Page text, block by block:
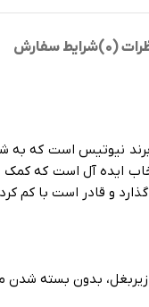
(0) شرایط سفارش
نیوتیس است که
آل است که کمک